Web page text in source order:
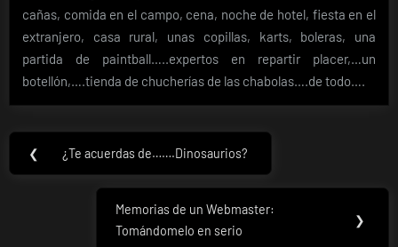
cañas, comida en el campo, cena, noche de hotel, fiesta en el
extranjero, casa rural, unas copillas, karts, boleras, una
partida de paintball…..expertos en repartir placer,…un
botellón,….tienda de chucherías de las chabolas….de todo….
Navegación
de
❮
Previous
¿Te acuerdas de…….Dinosaurios?
Next
Post:
Memorias de un Webmaster:
Tomándomelo en serio
❯